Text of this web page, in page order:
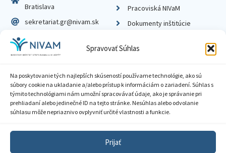
Spravovať Súhlas
Na poskytovanie tých najlepších skúseností používame technológie, ako sú
súbory cookie na ukladanie a/alebo prístup k informáciám o zariadení. Súhlas s
týmito technológiami nám umožní spracovávať údaje, ako je správanie pri
prehliadaní alebo jedinečné ID na tejto stránke. Nesúhlas alebo odvolanie
súhlasu môže nepriaznivo ovplyvniť určité vlastnosti a funkcie.
Prijať
Bratislava
sekretariat.gr@nivam.sk
IČO: 00164348
DIČ: 2020798714
Pracoviská NIVaM
Dokumenty inštitúcie
Zásady ochrany súkromia
Sprístupnenie informácií